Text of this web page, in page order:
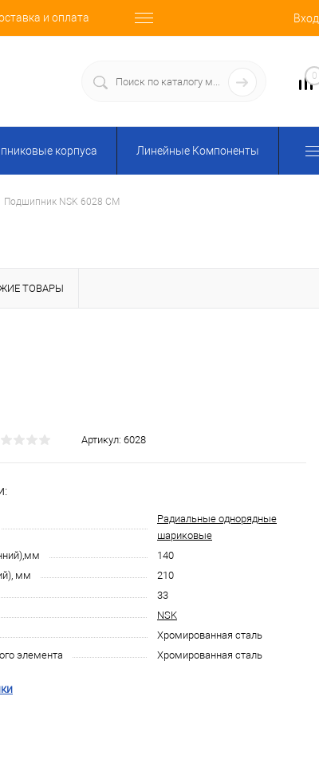
и оплата Вход
0
корпуса Линейные Компоненты
Подшипник NSK 6028 CM
ТОВАРЫ
Артикул: 6028
Радиальные однорядные
шариковые
140
мм
210
33
NSK
Хромированная сталь
элемента
Хромированная сталь